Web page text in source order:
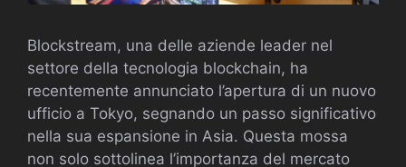
Blockstream, una delle aziende leader nel
settore della tecnologia blockchain, ha
recentemente annunciato l’apertura di un nuovo
ufficio a Tokyo, segnando un passo significativo
nella sua espansione in Asia. Questa mossa
non solo sottolinea l’importanza del mercato